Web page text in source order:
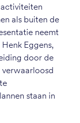
als buiten de
neemt
Eggens,
door de
verwaarloosd
staan in